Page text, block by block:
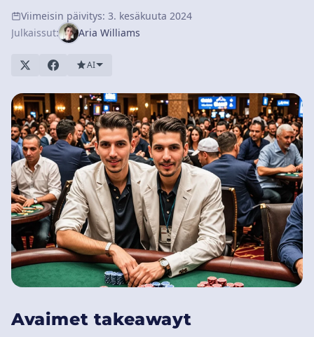
Viimeisin päivitys: 3. kesäkuuta 2024
Julkaissut:
Aria Williams
AI
Avaimet takeawayt